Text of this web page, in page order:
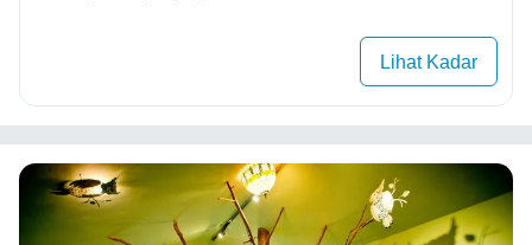
Lihat Kadar